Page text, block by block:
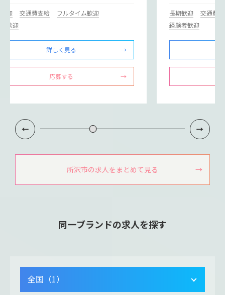
迎 交通費支給
フルタイム歓迎
歓迎
詳しく見る
応募する
長期歓迎
交通費
経験者歓迎
所沢市の求人をまとめて見る
同一ブランドの求人を探す
全国（1）